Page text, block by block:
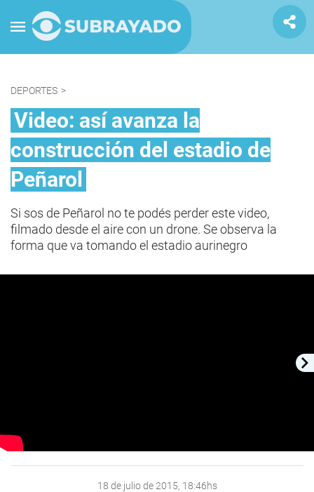
DEPORTES >
Video: así avanza la
construcción del estadio de
Peñarol
Si sos de Peñarol no te podés perder este video,
filmado desde el aire con un drone. Se observa la
forma que va tomando el estadio aurinegro
18 de julio de 2015, 18:46hs